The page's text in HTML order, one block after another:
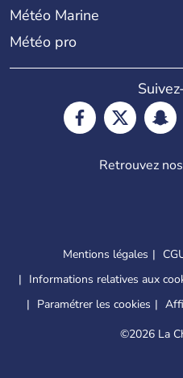
Météo Marine
Météo pro
Retrouvez
Mentions légales
Informations relatives aux
Paramétrer les cookies
©2026 La